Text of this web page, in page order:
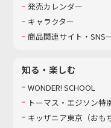
発売カレンダー
キャラクター
商品関連サイト・SNS
知る・楽しむ
WONDER! SCHOOL
トーマス・エジソン特
キッザニア東京（おも